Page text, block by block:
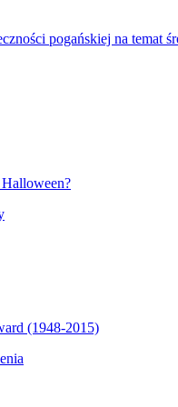
pogańskiej na temat
(1948-2015)